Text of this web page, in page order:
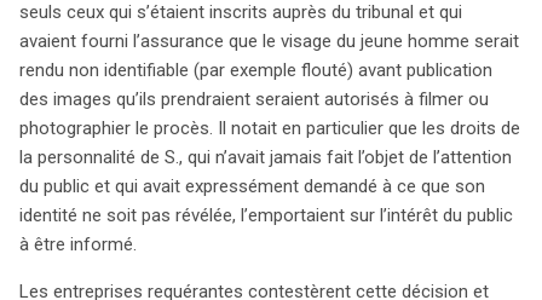
seuls ceux qui s’étaient inscrits auprès du tribunal et qui
avaient fourni l’assurance que le visage du jeune homme serait
rendu non identifiable (par exemple flouté) avant publication
des images qu’ils prendraient seraient autorisés à filmer ou
photographier le procès. Il notait en particulier que les droits de
la personnalité de S., qui n’avait jamais fait l’objet de l’attention
du public et qui avait expressément demandé à ce que son
identité ne soit pas révélée, l’emportaient sur l’intérêt du public
à être informé.
Les entreprises requérantes contestèrent cette décision et